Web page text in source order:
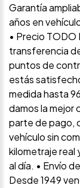
Garantía
años en
• Precio TODO
transferencia
puntos de
estás
medida hasta
damos la mejor
parte de pago,
vehículo sin
kilometraje real
al día. • Envío
Desde 1949